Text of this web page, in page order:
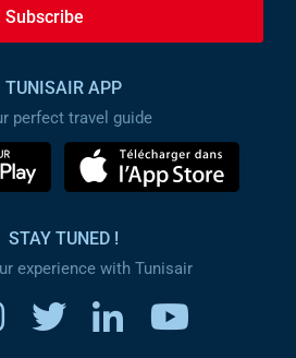
Subscribe
TUNISAIR APP
perfect travel guide
STAY TUNED !
experience with Tunisair